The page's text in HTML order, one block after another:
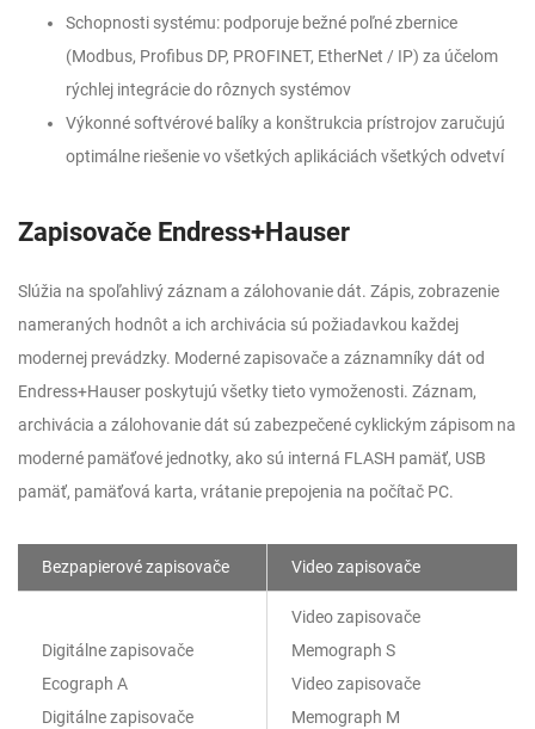
Schopnosti systému: podporuje bežné poľné zbernice
(Modbus, Profibus DP, PROFINET, EtherNet / IP) za účelom
rýchlej integrácie do rôznych systémov
Výkonné softvérové ​​balíky a konštrukcia prístrojov zaručujú
optimálne riešenie vo všetkých aplikáciách všetkých odvetví
Zapisovače Endress+Hauser
Slúžia na spoľahlivý záznam a zálohovanie dát. Zápis, zobrazenie
nameraných hodnôt a ich archivácia sú požiadavkou každej
modernej prevádzky. Moderné zapisovače a záznamníky dát od
Endress+Hauser poskytujú všetky tieto vymoženosti. Záznam,
archivácia a zálohovanie dát sú zabezpečené cyklickým zápisom na
moderné pamäťové jednotky, ako sú interná FLASH pamäť, USB
pamäť, pamäťová karta, vrátanie prepojenia na počítač PC.
Bezpapierové zapisovače Video zapisovače
Digitálne zapisovače
Ecograph A
Digitálne zapisovače
Video zapisovače
Memograph S
Video zapisovače
Memograph M